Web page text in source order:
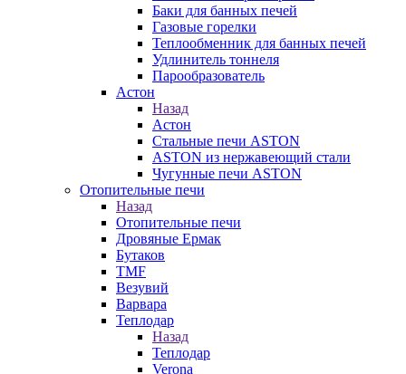
Баки для банных печей
Газовые горелки
Теплообменник для банных печей
Удлинитель тоннеля
Парообразователь
Астон
Назад
Астон
Стальные печи ASTON
ASTON из нержавеющий стали
Чугунные печи ASTON
Отопительные печи
Назад
Отопительные печи
Дровяные Ермак
Бутаков
TMF
Везувий
Варвара
Теплодар
Назад
Теплодар
Verona